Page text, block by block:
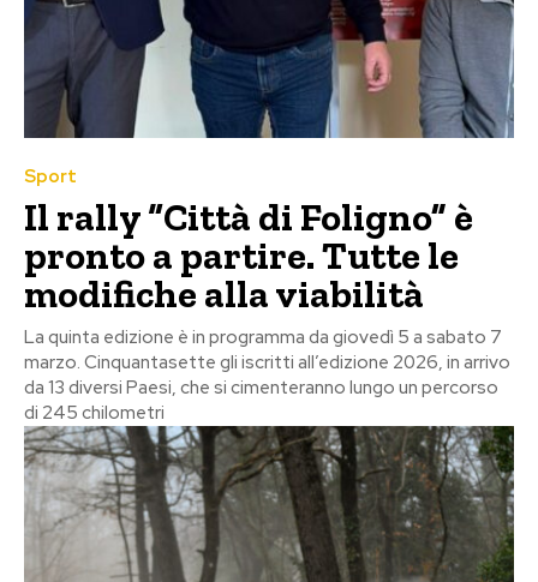
Sport
Il rally “Città di Foligno” è
pronto a partire. Tutte le
modifiche alla viabilità
La quinta edizione è in programma da giovedì 5 a sabato 7
marzo. Cinquantasette gli iscritti all’edizione 2026, in arrivo
da 13 diversi Paesi, che si cimenteranno lungo un percorso
di 245 chilometri